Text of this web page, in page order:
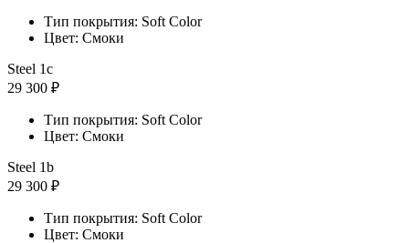
Тип покрытия: Soft Color
Цвет: Смоки
Steel 1с
29 300 ₽
Тип покрытия: Soft Color
Цвет: Смоки
Steel 1b
29 300 ₽
Тип покрытия: Soft Color
Цвет: Смоки